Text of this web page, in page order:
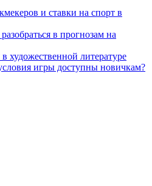
и ставки на спорт в
в прогнозам на
художественной литературе
игры доступны новичкам?